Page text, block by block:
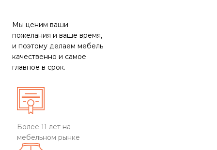
Мы ценим ваши
пожелания и ваше время,
и поэтому делаем мебель
качественно и самое
главное в срок.
Более 11 лет на
мебельном рынке